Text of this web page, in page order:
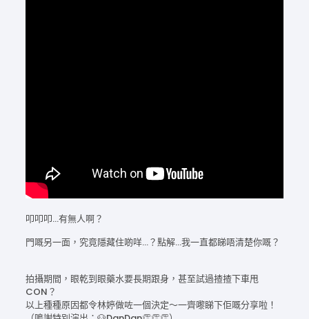
叩叩叩…有無人啊？
門嘅另一面，究竟隱藏住啲咩…？點解…我一直都睇唔清楚你嘅？
拍攝期間，眼乾到眼藥水要長期跟身，甚至試過揸揸下車甩
CON？
以上種種原因都令林婷做咗一個決定～一齊嚟睇下佢嘅分享啦！